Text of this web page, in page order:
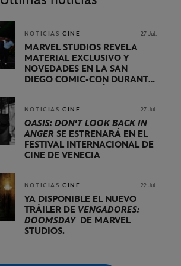
NOTICIAS CINE 27 Jul.
MARVEL STUDIOS REVELA
MATERIAL EXCLUSIVO Y
NOVEDADES EN LA SAN
DIEGO COMIC-CON DURANTE
NOTICIAS CINE 27 Jul.
OASIS: DON'T LOOK BACK IN
ANGER SE ESTRENARÁ EN EL
FESTIVAL INTERNACIONAL DE
CINE DE VENECIA
NOTICIAS CINE 22 Jul.
YA DISPONIBLE EL NUEVO
TRÁILER DE VENGADORES:
DOOMSDAYDE MARVEL
STUDIOS.